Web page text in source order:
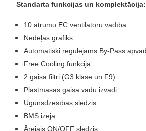
Standarta funkcijas un komplektācija:
10 ātrumu EC ventilatoru vadība
Nedēļas grafiks
Automātiski regulējams By-Pass
Free Cooling funkcija
2 gaisa filtri (G3 klase un F9)
Plastmasas gaisa vadu izvadi
Ugunsdzēsības slēdzis
BMS izeja
Ārējais ON/OFF slēdzis